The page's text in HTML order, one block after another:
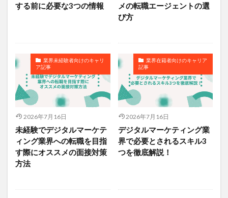
する前に必要な3つの情報
メの転職エージェントの選
び方
業界未経験者向けのキャリ
ア記事
2026年7月16日
未経験でデジタルマーケテ
ィング業界への転職を目指
す際にオススメの面接対策
方法
業界在籍者向けのキャリア
記事
2026年7月16日
デジタルマーケティング業
界で必要とされるスキル3
つを徹底解説！